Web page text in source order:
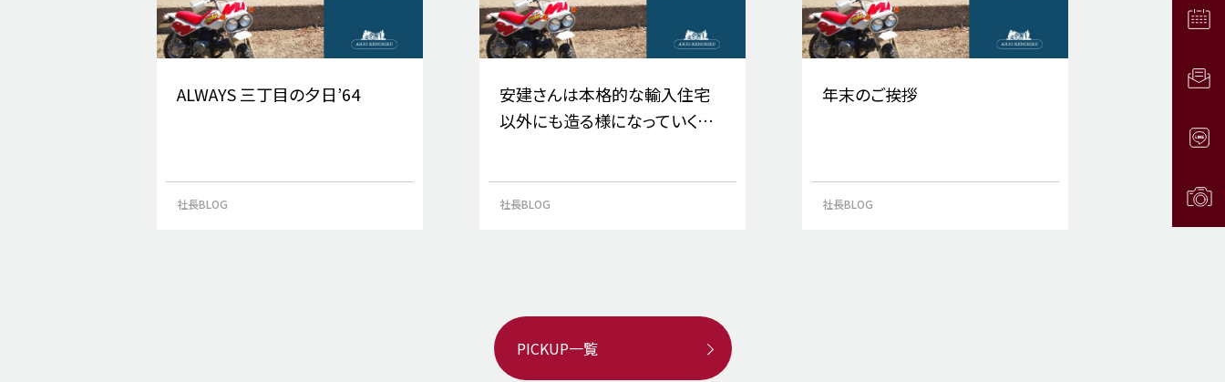
ALWAYS 三丁目の夕日’64
社長BLOG
安建さんは本格的な輸入住宅
以外にも造る様になっていくん
社長BLOG
年末のご挨拶
社長BLOG
PICKUP一覧